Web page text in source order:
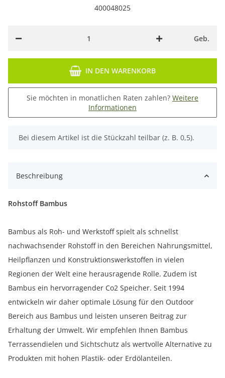
400048025
Geb.
IN DEN WARENKORB
Sie möchten in monatlichen Raten zahlen? Weitere
Informationen
x
Bei diesem Artikel ist die Stückzahl teilbar (z. B. 0,5).
Beschreibung
Rohstoff Bambus
Bambus als Roh- und Werkstoff spielt als schnellst
nachwachsender Rohstoff in den Bereichen Nahrungsmittel,
Heilpflanzen und Konstruktionswerkstoffen in vielen
Regionen der Welt eine herausragende Rolle. Zudem ist
Bambus ein hervorragender Co2 Speicher. Seit 1994
entwickeln wir daher optimale Lösung für den Outdoor
Bereich aus Bambus und leisten unseren Beitrag zur
Erhaltung der Umwelt. Wir empfehlen Ihnen Bambus
Terrassendielen und Sichtschutz als wertvolle Alternative zu
Produkten mit hohen Plastik- oder Erdölanteilen.